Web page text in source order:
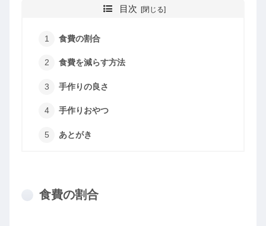
目次
食費の割合
食費を減らす方法
手作りの良さ
手作りおやつ
あとがき
食費の割合